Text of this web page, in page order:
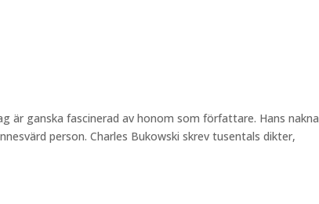
är ganska fascinerad av honom som författare. Hans nakna
person. Charles Bukowski skrev tusentals dikter,